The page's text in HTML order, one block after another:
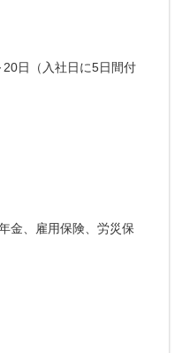
20日（入社日に5日間付
金、雇用保険、労災保